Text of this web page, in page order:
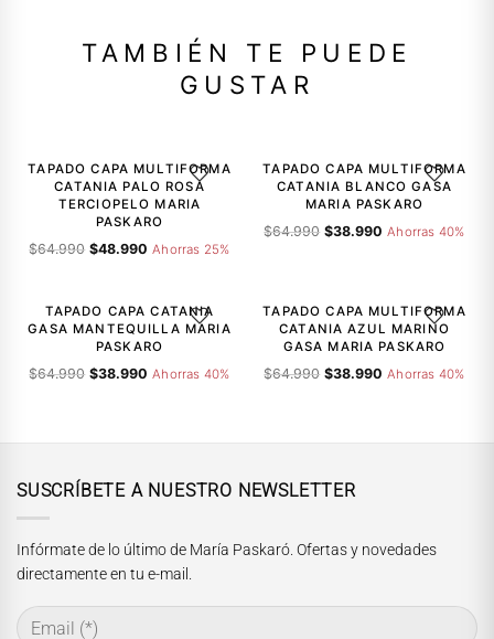
TAMBIÉN TE PUEDE
GUSTAR
AGREGAR A LA LISTA DE DESEOS
TAPADO CAPA MULTIFORMA
CATANIA PALO ROSA
TERCIOPELO MARIA
PASKARO
$64.990
El
era:
$64.990.
$48.990
El
es:
$48.990.
Ahorras 25%
AGREGAR
TAPADO CAPA MULTIFORMA
CATANIA BLANCO GASA
MARIA PASKARO
$64.990
El
$64.990.
$38.990
El
$38.990.
Ahorras 40%
AGREGAR A LA LISTA DE DESEOS
TAPADO CAPA CATANIA
GASA MANTEQUILLA MARIA
PASKARO
$64.990
El
$38.990
El
Ahorras 40%
AGREGAR
TAPADO CAPA MULTIFORMA
CATANIA AZUL MARINO
GASA MARIA PASKARO
$64.990
El
$38.990
El
Ahorras 40%
SUSCRÍBETE A NUESTRO NEWSLETTER
Infórmate de lo último de María Paskaró. Ofertas y novedades
directamente en tu e-mail.